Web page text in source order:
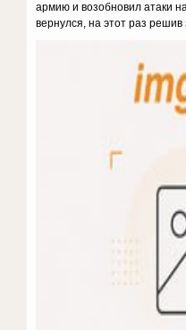
армию и возобновил атаки
вернулся, на этот раз решив